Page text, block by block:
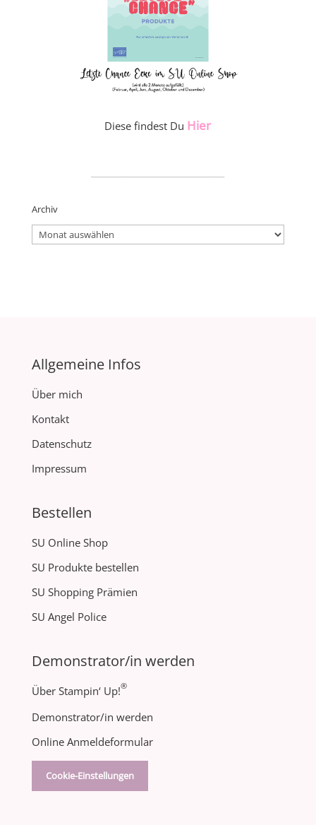
Diese findest Du Hier
Archiv
Archiv
Allgemeine Infos
Über mich
Kontakt
Datenschutz
Impressum
Bestellen
SU Online Shop
SU Produkte bestellen
SU Shopping Prämien
SU Angel Police
Demonstrator/in werden
Über Stampin‘ Up!®
Demonstrator/in werden
Online Anmeldeformular
Cookie-Einstellungen